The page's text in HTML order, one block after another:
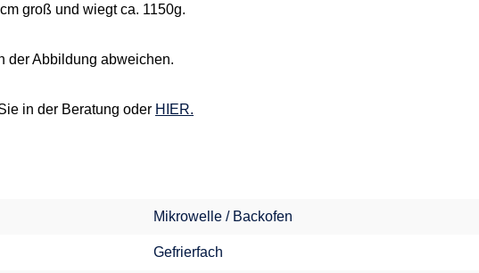
groß und wiegt ca. 1150g.
der Abbildung abweichen.
in der Beratung oder HIER.
Mikrowelle / Backofen
Gefrierfach